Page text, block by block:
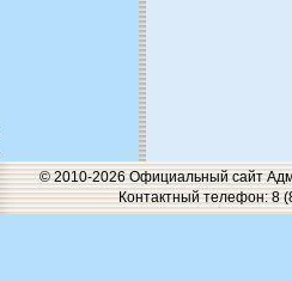
© 2010-2026 Официальный сайт
Контактный телефон: 8